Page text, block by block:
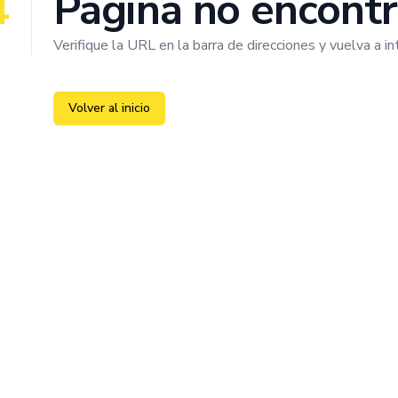
Verifique la URL en la barra de direcciones y vuelva a
Volver al inicio